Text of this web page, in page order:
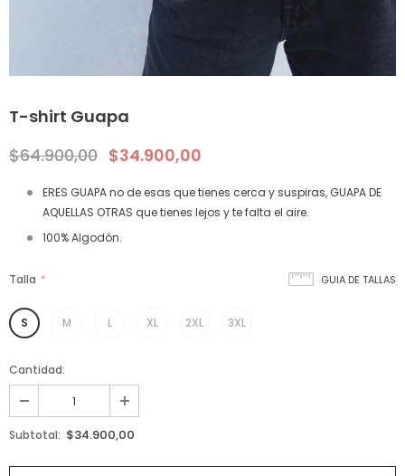
T-shirt Guapa
$64.900,00 $34.900,00
ERES GUAPA no de esas que tienes cerca y suspiras, GUAPA DE
AQUELLAS OTRAS que tienes lejos y te falta el aire.
100% Algodón.
GUIA DE TALLAS
Talla *
S M L XL 2XL 3XL
Cantidad:
Subtotal: $34.900,00